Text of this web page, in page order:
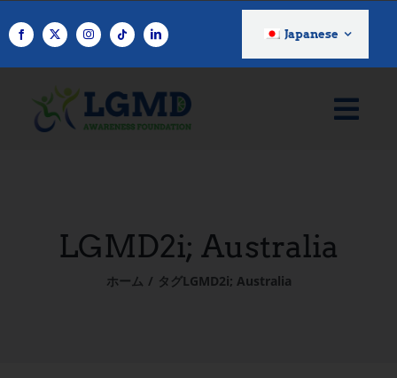
ン
Japanese
LGMD2i; Australia
ホーム タグLGMD2i; Australia